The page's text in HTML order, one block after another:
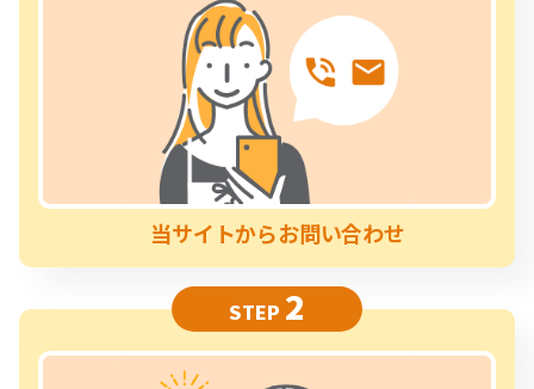
当サイトからお問い合わせ
STEP 2